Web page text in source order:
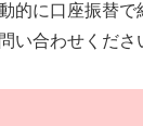
的に口座振替で
い合わせくださ